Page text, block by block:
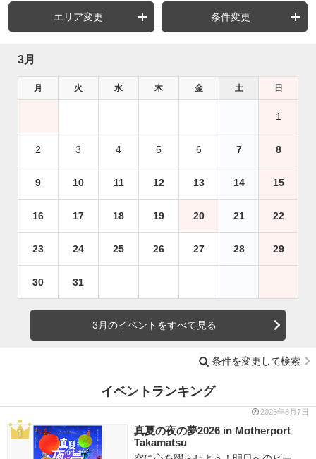
エリア変更 条件変更
3月
月 火 水 木 金 土 日
1
2 3 4 5 6 7 8
9 10 11 12 13 14 15
16 17 18 19 20 21 22
23 24 25 26 27 28 29
30 31
3月のイベントをすべて見る
条件を変更して検索
イベントランキング
2026年8月7日
真夏の夜の夢2026 in Motherport
Takamatsu